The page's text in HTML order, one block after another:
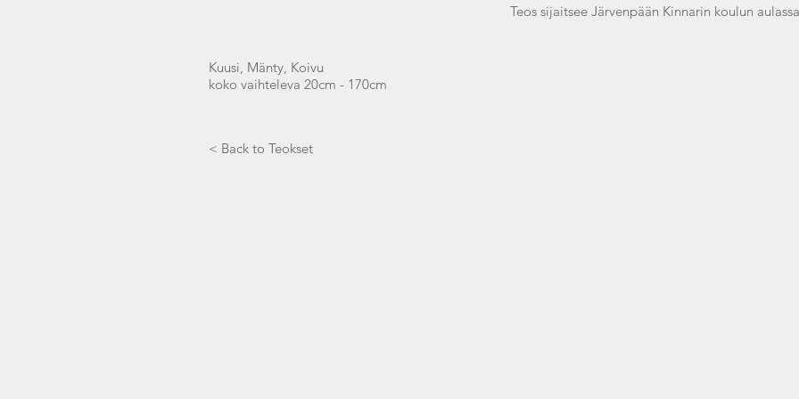
Teos sijaitsee Järvenpään Kinnarin koulun
Kuusi, Mänty, Koivu
koko vaihteleva 20cm - 170cm
< Back to Teokset